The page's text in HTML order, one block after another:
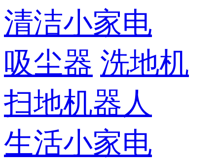
清洁小家电
吸尘器 洗地机
扫地机器人
生活小家电